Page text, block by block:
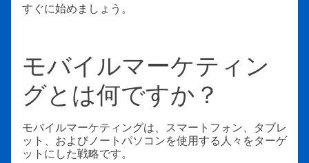
すぐに始めましょう。
モバイルマーケティン
グとは何ですか？
モバイルマーケティングは、スマートフォン、タブレ
ット、およびノートパソコンを使用する人々をターゲ
ットにした戦略です。